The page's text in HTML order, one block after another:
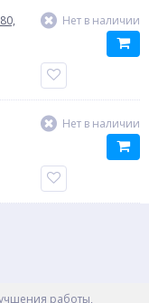
Нет в наличии
Нет в наличии
работы,